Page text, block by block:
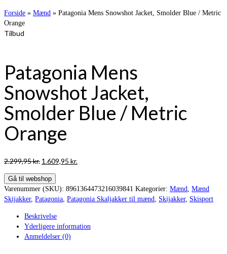
Forside » Mænd » Patagonia Mens Snowshot Jacket, Smolder Blue / Metric
Orange
Tilbud
Patagonia Mens
Snowshot Jacket,
Smolder Blue / Metric
Orange
2.299,95kr. Den
pris
var:
2.299,95 kr..
1.609,95 kr.
er:
1.609,95 kr..
Gå til webshop
Varenummer (SKU): 8961364473216039841 Kategorier: Mænd
Mænd
Skijakker, Patagonia Patagonia Skaljakker til mænd Skijakker, Skisport
Beskrivelse
Yderligere information
Anmeldelser (0)